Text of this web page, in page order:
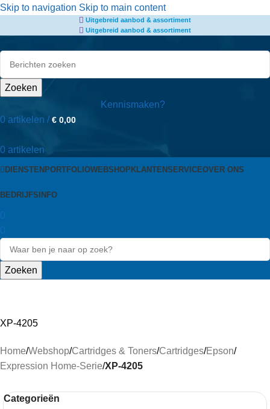
de
Skip to navigation Skip to main content
Uitgebreid aanbod & assortiment
Uitgebreid aanbod & assortiment
Zoeken
Kennismaken?
0 artikelen / € 0,00
0 artikelen
DIENSTEN PORTFOLIOWEBSHOP KLANTENSERVICEOVER ONS
BEDRIJFSINFO
Zoeken
XP-4205
Home/Webshop/Cartridges & Toners/Cartridges/Epson/
Expression Home-Serie/XP-4205
Categorieën